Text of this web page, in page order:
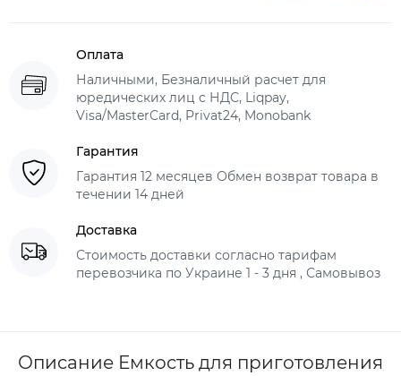
Оплата
Наличными, Безналичный расчет для
юредических лиц с НДС, Liqpay,
Visa/MasterCard, Privat24, Monobank
Гарантия
Гарантия 12 месяцев Обмен возврат товара в
течении 14 дней
Доставка
Стоимость доставки согласно тарифам
перевозчика по Украине 1 - 3 дня , Самовывоз
Описание Емкость для приготовления